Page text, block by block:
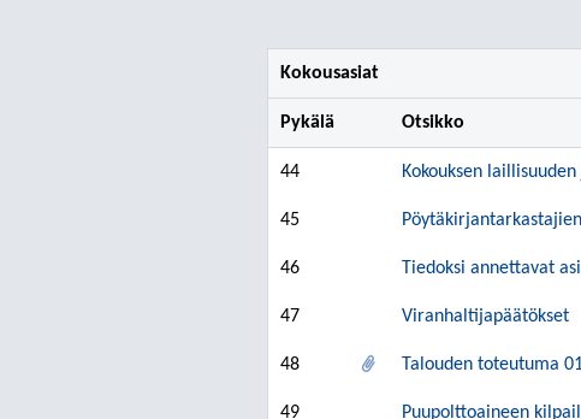
Kokousasiat
Pykälä Otsikko
44 Kokouksen
45
46 Tiedoksi annettavat
47 Viranhaltijapäätökset
48 Talouden toteutuma 01-
49 Puupolttoaineen